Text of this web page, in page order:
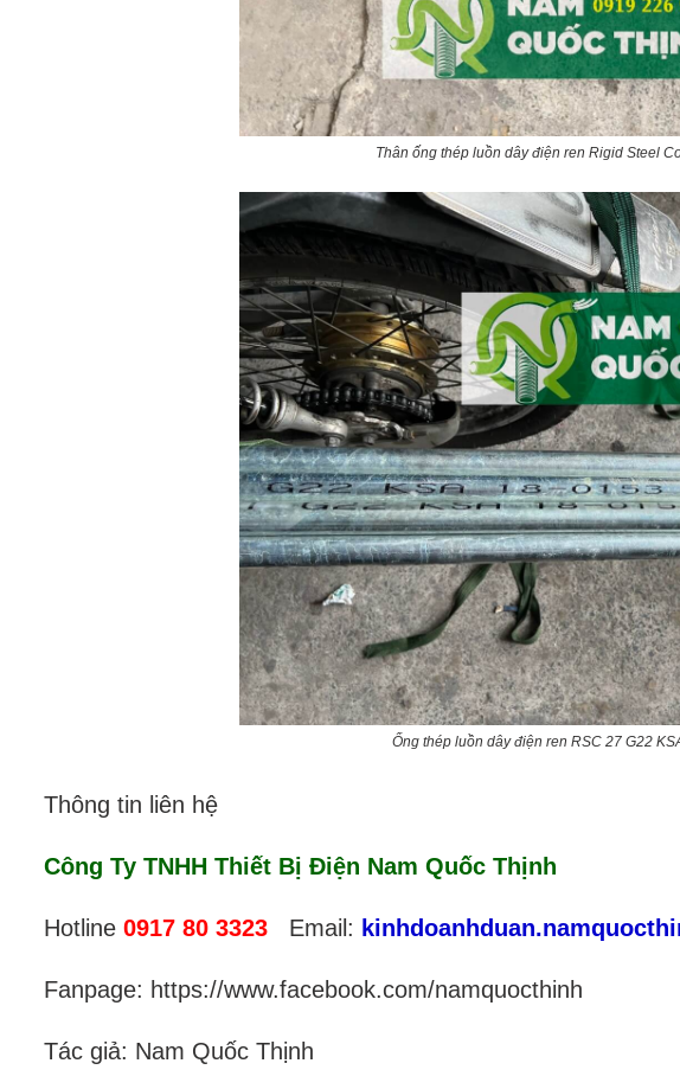
Thân ống thép luồn dây điện ren Rigid Steel
Ống thép luồn dây điện ren RSC 27 G22
Thông tin liên hệ
Công Ty TNHH Thiết Bị Điện Nam Quốc Thịnh
Hotline 0917 80 3323 Email:
Fanpage: https://www.facebook.com/namquocthinh
Tác giả: Nam Quốc Thịnh